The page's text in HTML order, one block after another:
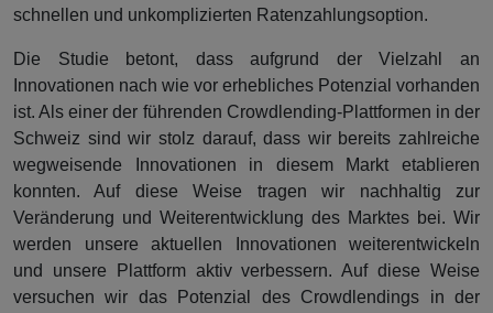
schnellen und unkomplizierten Ratenzahlungsoption.
Die Studie betont, dass aufgrund der Vielzahl an
Innovationen nach wie vor erhebliches Potenzial vorhanden
ist. Als einer der führenden Crowdlending-Plattformen in der
Schweiz sind wir stolz darauf, dass wir bereits zahlreiche
wegweisende Innovationen in diesem Markt etablieren
konnten. Auf diese Weise tragen wir nachhaltig zur
Veränderung und Weiterentwicklung des Marktes bei. Wir
werden unsere aktuellen Innovationen weiterentwickeln
und unsere Plattform aktiv verbessern. Auf diese Weise
versuchen wir das Potenzial des Crowdlendings in der